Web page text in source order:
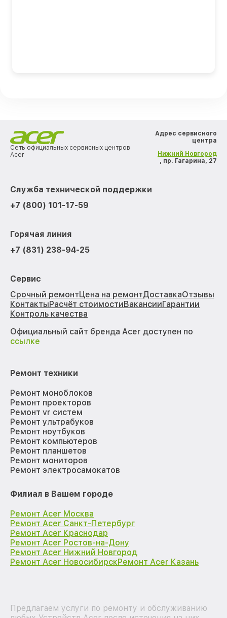
Сеть официальных сервисных центров
Acer
Адрес сервисного
центра
Нижний Новгород
, пр. Гагарина, 27
Служба технической поддержки
+7 (800) 101-17-59
Горячая линия
+7 (831) 238-94-25
Сервис
Срочный ремонтЦена на ремонтДоставкаОтзывы
КонтактыРасчёт стоимостиВакансииГарантии
Контроль качества
Официальный сайт бренда Acer доступен по
ссылке
Ремонт техники
Ремонт моноблоков
Ремонт проекторов
Ремонт vr систем
Ремонт ультрабуков
Ремонт ноутбуков
Ремонт компьютеров
Ремонт планшетов
Ремонт мониторов
Ремонт электросамокатов
Филиал в Вашем городе
Ремонт Acer Москва
Ремонт Acer Санкт-Петербург
Ремонт Acer Краснодар
Ремонт Acer Ростов-на-Дону
Ремонт Acer Нижний Новгород
Ремонт Acer НовосибирскРемонт Acer Казань
Предлагаем услуги по ремонту и обслуживанию